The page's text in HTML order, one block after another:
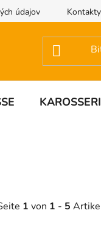
údajov Kontakty
1 von 1 - 5